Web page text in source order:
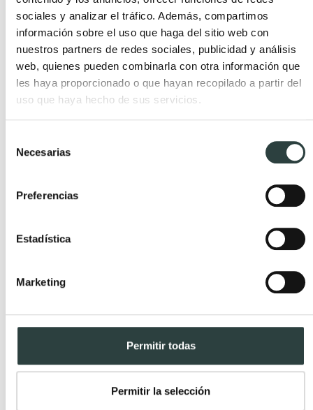
sociales y analizar el tráfico. Además, compartimos
información sobre el uso que haga del sitio web con
nuestros partners de redes sociales, publicidad y análisis
web, quienes pueden combinarla con otra información que
les haya proporcionado o que hayan recopilado a partir del
uso que haya hecho de sus servicios.
Necesarias
Preferencias
Estadística
Marketing
Permitir todas
Permitir la selección
paredes y del resto de elementos. Así, teniendo una
visión global de todo lo que necesitas, podrás
escoger el mejor tono ycomprar un mueble de
baño en todomueblesdebano.comque se adapte
al cien por cien a lo que necesitas.
También puede interesarte
Espejos led: opiniones profesionales y ventajas